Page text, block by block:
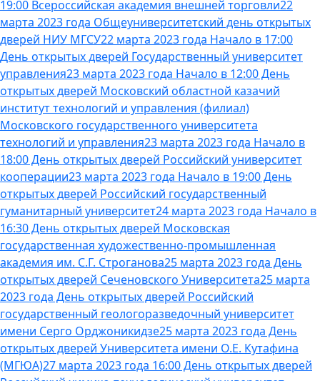
19:00 Всероссийская академия внешней торговли22
марта 2023 года Общеуниверситетский день открытых
дверей НИУ МГСУ22 марта 2023 года Начало в 17:00
День открытых дверей Государственный университет
управления23 марта 2023 года Начало в 12:00 День
открытых дверей Московский областной казачий
институт технологий и управления (филиал)
Московского государственного университета
технологий и управления23 марта 2023 года Начало в
18:00 День открытых дверей Российский университет
кооперации23 марта 2023 года Начало в 19:00 День
открытых дверей Российский государственный
гуманитарный университет24 марта 2023 года Начало в
16:30 День открытых дверей Московская
государственная художественно-промышленная
академия им. С.Г. Строганова25 марта 2023 года День
открытых дверей Сеченовского Университета25 марта
2023 года День открытых дверей Российский
государственный геологоразведочный университет
имени Серго Орджоникидзе25 марта 2023 года День
открытых дверей Университета имени О.Е. Кутафина
(МГЮА)27 марта 2023 года 16:00 День открытых дверей